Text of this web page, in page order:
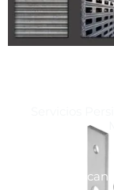
¿Estás